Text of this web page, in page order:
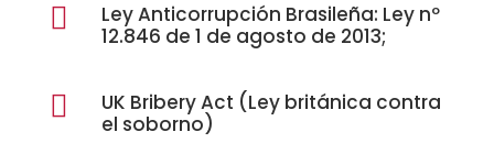

Ley Anticorrupción Brasileña: Ley nº
12.846 de 1 de agosto de 2013;

UK Bribery Act (Ley británica contra
el soborno)